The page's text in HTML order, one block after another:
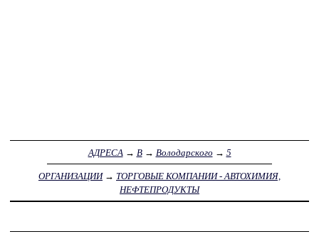
АДРЕСА → В→ Володарского → 5
ОРГАНИЗАЦИИ→ ТОРГОВЫЕ КОМПАНИИ - АВТОХИМИЯ,
НЕФТЕПРОДУКТЫ